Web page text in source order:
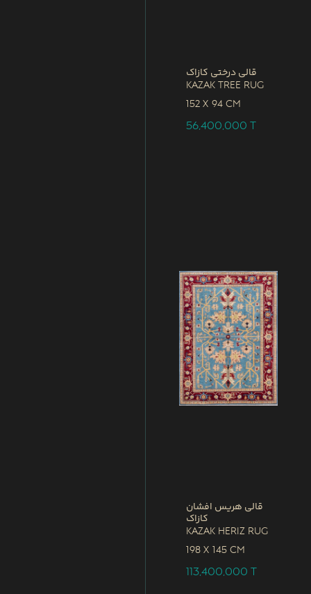
قالی درختی کازاک
Kazak Tree Rug
152 x 94 CM
56,400,000T
قالی هریس افشان
کازاک
Kazak Heriz Rug
198 x 145 CM
113,400,000T